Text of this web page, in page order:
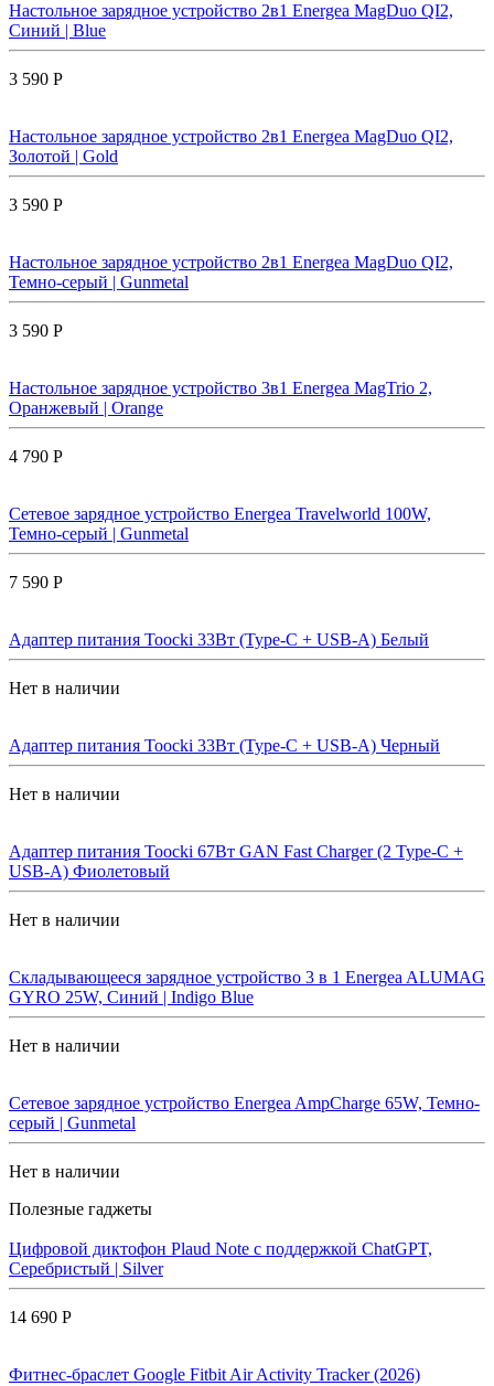
Настольное зарядное устройство 2в1 Energea MagDuo QI2,
Синий | Blue
3 590 Р
Настольное зарядное устройство 2в1 Energea MagDuo QI2,
Золотой | Gold
3 590 Р
Настольное зарядное устройство 2в1 Energea MagDuo QI2,
Темно-серый | Gunmetal
3 590 Р
Настольное зарядное устройство 3в1 Energea MagTrio 2,
Оранжевый | Orange
4 790 Р
Сетевое зарядное устройство Energea Travelworld 100W,
Темно-серый | Gunmetal
7 590 Р
Адаптер питания Toocki 33Вт (Type-C + USB-A) Белый
Нет в наличии
Адаптер питания Toocki 33Вт (Type-C + USB-A) Черный
Нет в наличии
Адаптер питания Toocki 67Вт GAN Fast Charger (2 Type-C +
USB-A) Фиолетовый
Нет в наличии
Складывающееся зарядное устройство 3 в 1 Energea ALUMAG
GYRO 25W, Синий | Indigo Blue
Нет в наличии
Сетевое зарядное устройство Energea AmpCharge 65W, Темно-
серый | Gunmetal
Нет в наличии
Полезные гаджеты
Цифровой диктофон Plaud Note с поддержкой ChatGPT,
Серебристый | Silver
14 690 Р
Фитнес-браслет Google Fitbit Air Activity Tracker (2026)